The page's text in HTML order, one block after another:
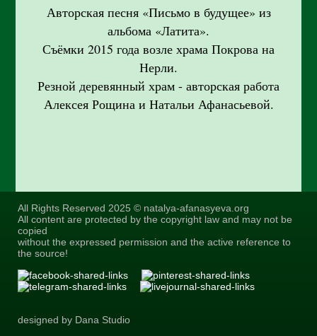
Авторская песня «Письмо в будущее» из
альбома «Латита».
Съёмки 2015 года возле храма Покрова на
Нерли.
Резной деревянный храм - авторская работа
Алексея Рощина и Натальи Афанасьевой.
All Rights Reserved 2025 © natalya-afanasyeva.org
All content are protected by the copyright law and may not be
copied
without the expressed permission and the active reference to
the source!
designed by Dana Studio